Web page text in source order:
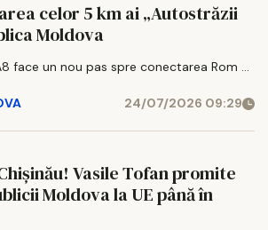
celor 5 km ai „Autostrăzii
Moldova
face un nou pas spre conectarea Rom ...
24/07/2026 09:29
Vasile Tofan promite
Moldova la UE până în